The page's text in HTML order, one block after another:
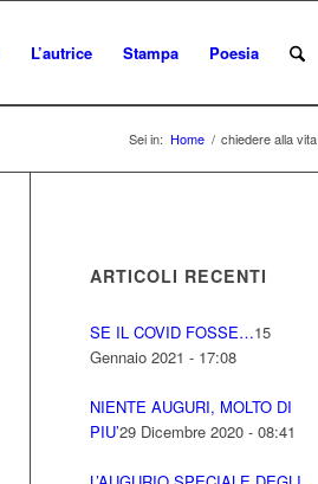
L’autrice Stampa Poesia
Sei in: Home / chiedere alla vita
ARTICOLI RECENTI
SE IL COVID FOSSE…15
Gennaio 2021 - 17:08
NIENTE AUGURI, MOLTO DI
PIU’29 Dicembre 2020 - 08:41